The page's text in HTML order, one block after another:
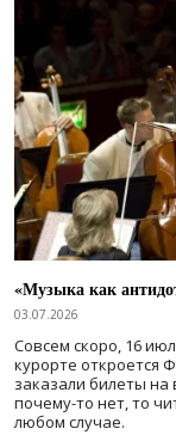
«Музыка как
03.07.2026
Совсем скоро, 16
курорте откроется
заказали билеты
почему-то нет, то
любом случае.